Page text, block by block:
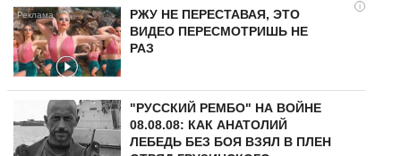
i
РЖУ НЕ ПЕРЕСТАВАЯ, ЭТО
ВИДЕО ПЕРЕСМОТРИШЬ НЕ
РАЗ
"РУССКИЙ РЕМБО" НА ВОЙНЕ
08.08.08: КАК АНАТОЛИЙ
ЛЕБЕДЬ БЕЗ БОЯ ВЗЯЛ В ПЛЕН